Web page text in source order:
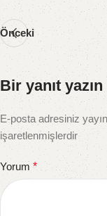
Önceki
Bir yanıt yazın
E-posta adresiniz
işaretlenmişlerdir
Yorum *